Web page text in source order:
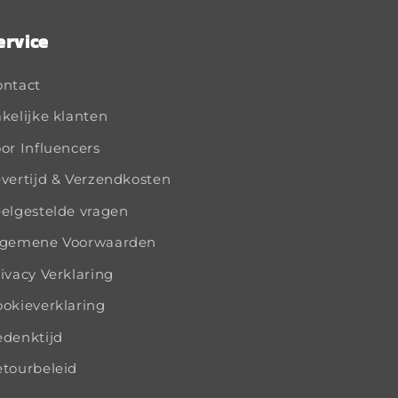
klanten
Influencers
& Verzendkosten
vragen
Voorwaarden
Verklaring